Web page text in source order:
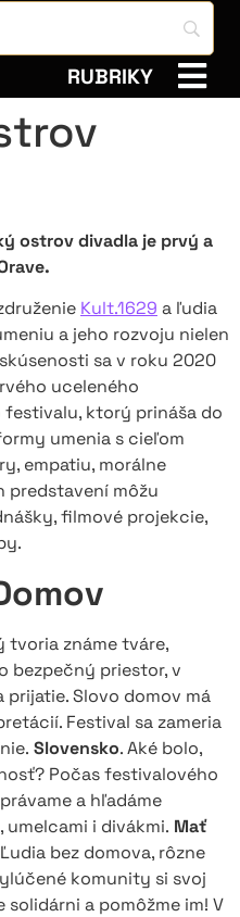
RUBRIKY
ostrov divadla je prvý a
Kult.1629 a ľudia
a jeho rozvoju nielen
sa v roku 2020
uceleného
ktorý prináša do
umenia s cieľom
empatiu, morálne
predstavení môžu
filmové projekcie,
tvoria známe tváre,
bezpečný priestor, v
Slovo domov má
Festival sa zameria
Slovensko. Aké bolo,
Počas festivalového
a hľadáme
i divákmi. Mať
Ľudia bez domova, rôzne
komunity si svoj
a pomôžme im! V